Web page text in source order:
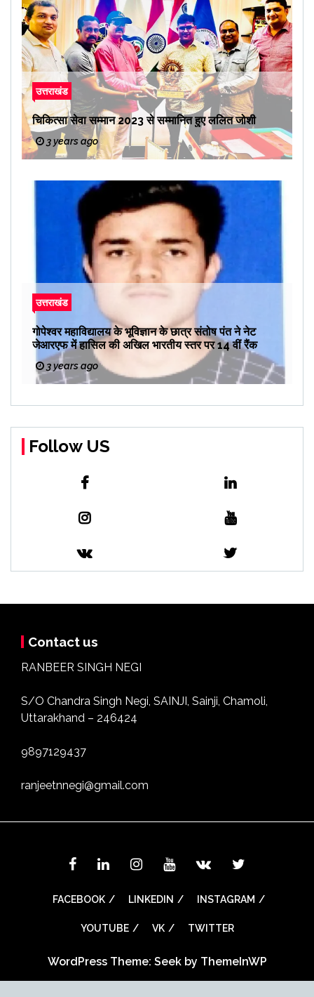
उत्तराखंड
चिकित्सा सेवा सम्मान 2023 से सम्मानित हुए ललित जोशी
3 years ago
उत्तराखंड
गोपेश्वर महाविद्यालय के भूविज्ञान के छात्र संतोष पंत ने नेट
जेआरएफ में हासिल की अखिल भारतीय स्तर पर 14 वीं रैंक
3 years ago
Follow US
Contact us
RANBEER SINGH NEGI
S/O Chandra Singh Negi, SAINJI, Sainji, Chamoli,
Uttarakhand – 246424
9897129437
ranjeetnnegi@gmail.com
FACEBOOK LINKEDIN INSTAGRAM
YOUTUBE VK TWITTER
WordPress Theme: Seek by ThemeInWP